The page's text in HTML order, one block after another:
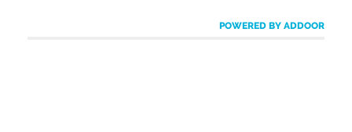
POWERED BY ADDOOR